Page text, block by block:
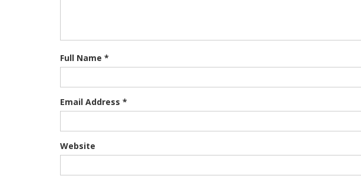
Full Name *
Email Address *
Website